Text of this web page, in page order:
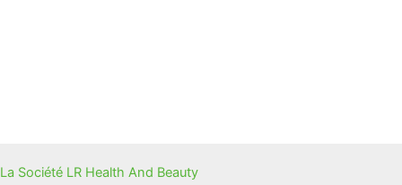
La Société LR Health And Beauty